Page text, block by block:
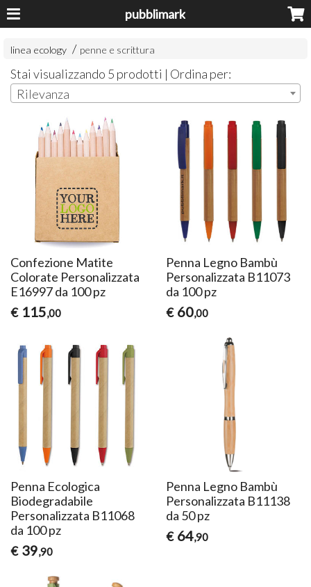
pubblimark
linea ecology penne e scrittura
Stai visualizzando 5 prodotti | Ordina per:
Rilevanza
Confezione Matite
Colorate Personalizzata
E16997 da 100 pz
€ 115,00
Penna Legno Bambù
Personalizzata B11073
da 100 pz
€ 60,00
Penna Ecologica
Biodegradabile
Personalizzata B11068
da 100 pz
€ 39,90
Penna Legno Bambù
Personalizzata B11138
da 50 pz
€ 64,90